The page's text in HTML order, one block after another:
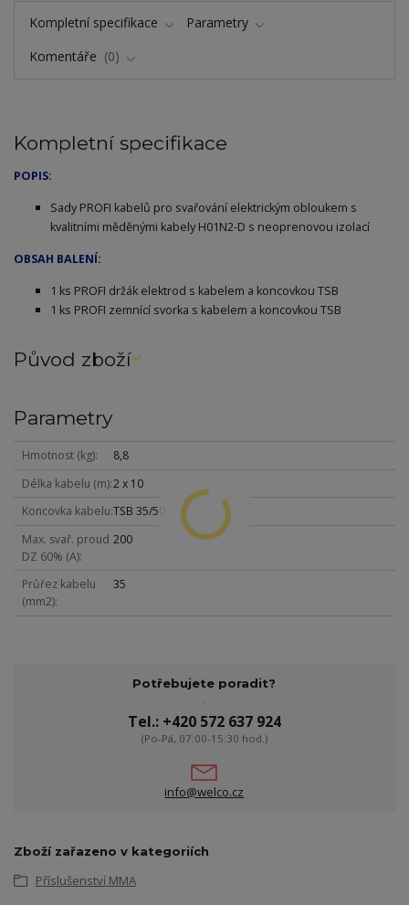
Kompletní specifikace
Parametry
Komentáře
0
Kompletní specifikace
POPIS:
Sady PROFI kabelů pro svařování elektrickým obloukem s
kvalitními měděnými kabely H01N2-D s neoprenovou izolací
OBSAH BALENÍ:
1 ks PROFI držák elektrod s kabelem a koncovkou TSB
1 ks PROFI zemnící svorka s kabelem a koncovkou TSB
Původ zboží
Parametry
Hmotnost (kg)
8,8
Délka kabelu (m) 2 x 10
Koncovka kabelu TSB 35/50
Max. svař. proud
DZ 60% (A)
200
Průřez kabelu
(mm2)
35
Potřebujete poradit?
Tel.: +420 572 637 924
(Po-Pá, 07:00-15:30 hod.)
info@welco.cz
Zboží zařazeno v kategoriích
Příslušenství MMA